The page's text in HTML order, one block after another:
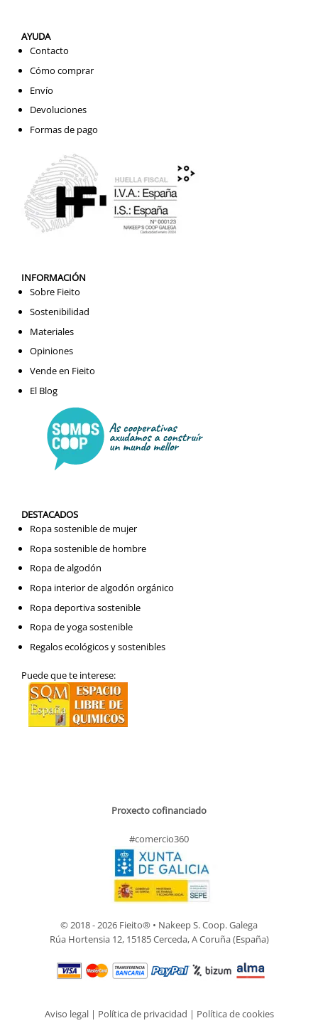
AYUDA
Contacto
Cómo comprar
Envío
Devoluciones
Formas de pago
INFORMACIÓN
Sobre Fieito
Sostenibilidad
Materiales
Opiniones
Vende en Fieito
El Blog
DESTACADOS
Ropa sostenible de mujer
Ropa sostenible de hombre
Ropa de algodón
Ropa interior de algodón orgánico
Ropa deportiva sostenible
Ropa de yoga sostenible
Regalos ecológicos y sostenibles
Puede que te interese:
Proxecto cofinanciado
#comercio360
© 2018 - 2026 Fieito® • Nakeep S. Coop. Galega
Rúa Hortensia 12, 15185 Cerceda, A Coruña (España)
Aviso legal| Política de privacidad | Política de cookies